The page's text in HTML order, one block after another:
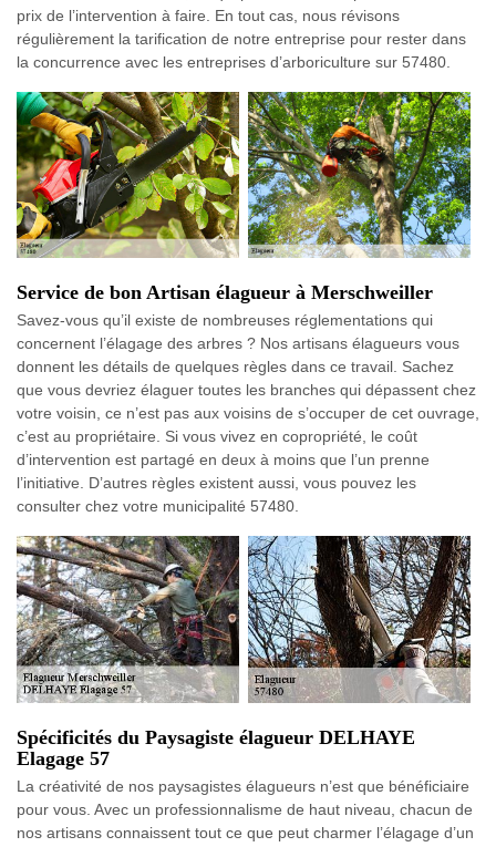
prix de l’intervention à faire. En tout cas, nous révisons
régulièrement la tarification de notre entreprise pour rester dans
la concurrence avec les entreprises d’arboriculture sur 57480.
Service de bon Artisan élagueur à Merschweiller
Savez-vous qu’il existe de nombreuses réglementations qui
concernent l’élagage des arbres ? Nos artisans élagueurs vous
donnent les détails de quelques règles dans ce travail. Sachez
que vous devriez élaguer toutes les branches qui dépassent chez
votre voisin, ce n’est pas aux voisins de s’occuper de cet ouvrage,
c’est au propriétaire. Si vous vivez en copropriété, le coût
d’intervention est partagé en deux à moins que l’un prenne
l’initiative. D’autres règles existent aussi, vous pouvez les
consulter chez votre municipalité 57480.
Spécificités du Paysagiste élagueur DELHAYE
Elagage 57
La créativité de nos paysagistes élagueurs n’est que bénéficiaire
pour vous. Avec un professionnalisme de haut niveau, chacun de
nos artisans connaissent tout ce que peut charmer l’élagage d’un